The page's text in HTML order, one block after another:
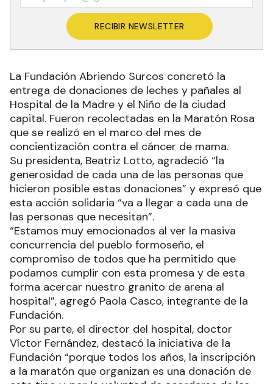
RECIBIR NEWSLETTER
La Fundación Abriendo Surcos concretó la
entrega de donaciones de leches y pañales al
Hospital de la Madre y el Niño de la ciudad
capital. Fueron recolectadas en la Maratón Rosa
que se realizó en el marco del mes de
concientización contra el cáncer de mama.
Su presidenta, Beatriz Lotto, agradeció “la
generosidad de cada una de las personas que
hicieron posible estas donaciones” y expresó que
esta acción solidaria “va a llegar a cada una de
las personas que necesitan”.
“Estamos muy emocionados al ver la masiva
concurrencia del pueblo formoseño, el
compromiso de todos que ha permitido que
podamos cumplir con esta promesa y de esta
forma acercar nuestro granito de arena al
hospital”, agregó Paola Casco, integrante de la
Fundación.
Por su parte, el director del hospital, doctor
Víctor Fernández, destacó la iniciativa de la
Fundación “porque todos los años, la inscripción
a la maratón que organizan es una donación de